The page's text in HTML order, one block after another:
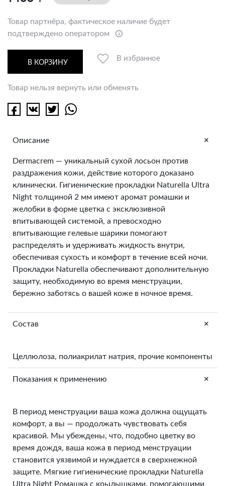
Товар партнёра, фактическое наличие будет
подтверждено оператором
В КОРЗИНУ
В избранное
Товар нельзя вернуть или обменять
Описание +
Dermacrem — уникальный сухой лосьон против
раздражения кожи, действие которого доказано
клинически. Гигиенические прокладки Naturella Ultra
Night толщиной 2 мм имеют аромат ромашки и
желобки в форме цветка с эксклюзивной
впитывающей системой, а превосходно
впитывающие гелевые шарики помогают
распределять и удерживать жидкость внутри,
обеспечивая сухость и комфорт в течение всей ночи.
Прокладки Naturella обеспечивают дополнительную
защиту, необходимую во время менструации,
бережно заботясь о вашей коже в ночное время.
Состав +
Целлюлоза, полиакрилат натрия, прочие компоненты
Показания к применению +
В период менструации ваша кожа должна ощущать
комфорт, а вы — продолжать чувствовать себя
красивой. Мы убеждены, что, подобно цветку во
время дождя, ваша кожа в период менструации
становится уязвимой и нуждается в сверхнежной
защите. Мягкие гигиенические прокладки Naturella
Ultra Night Ромашка с крылышками, помогающими